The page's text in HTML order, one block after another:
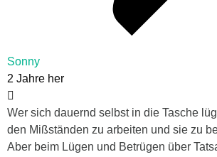
Sonny
2 Jahre her
Wer sich dauernd selbst in die Tasche
den Mißständen zu arbeiten und sie zu
Aber beim Lügen und Betrügen über